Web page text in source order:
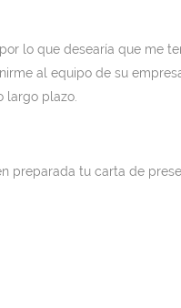
lo que desearía que me
al equipo de su
largo plazo.
preparada tu carta de